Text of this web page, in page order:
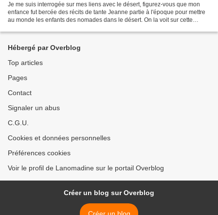
Je me suis interrogée sur mes liens avec le désert, figurez-vous que mon
enfance fut bercée des récits de tante Jeanne partie à l'époque pour mettre
au monde les enfants des nomades dans le désert. On la voit sur cette
Hébergé par Overblog
Top articles
Pages
Contact
Signaler un abus
C.G.U.
Cookies et données personnelles
Préférences cookies
Voir le profil de Lanomadine sur le portail Overblog
Créer un blog sur Overblog